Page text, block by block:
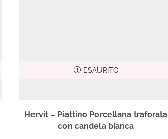
ESAURITO
Hervit – Piattino Porcellana traforata
con candela bianca